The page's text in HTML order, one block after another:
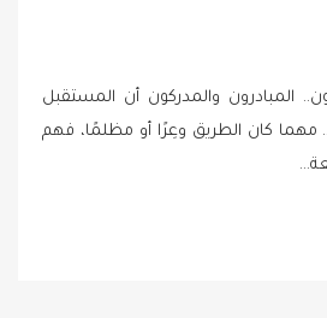
المبادرون والمدركون أن المستقبل
مهما كان الطريق وعِرًا أو مظلمًا، فهم